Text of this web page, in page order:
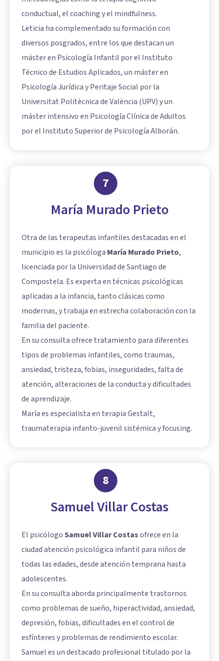
conductual, el coaching y el mindfulness.
Leticia ha complementado su formación con
diversos posgrados, entre los que destacan un
máster en Psicología Infantil por el Instituto
Técnico de Estudios Aplicados, un máster en
Psicología Jurídica y Peritaje Social por la
Universitat Politècnica de València (UPV) y un
máster intensivo en Psicología Clínica de Adultos
por el Instituto Superior de Psicología Alborán.
7
María Murado Prieto
Otra de las terapeutas infantiles destacadas en el
municipio es la psicóloga María Murado Prieto,
licenciada por la Universidad de Santiago de
Compostela. Es experta en técnicas psicológicas
aplicadas a la infancia, tanto clásicas como
modernas, y trabaja en estrecha colaboración con la
familia del paciente.
En su consulta ofrece tratamiento para diferentes
tipos de problemas infantiles, como traumas,
ansiedad, tristeza, fobias, inseguridades, falta de
atención, alteraciones de la conducta y dificultades
de aprendizaje.
María es especialista en terapia Gestalt,
traumaterapia infanto-juvenil sistémica y focusing.
8
Samuel Villar Costas
El psicólogoSamuel Villar Costasofrece en la
ciudad atención psicológica infantil para niños de
todas las edades, desde atención temprana hasta
adolescentes.
En su consulta aborda principalmente trastornos
como problemas de sueño, hiperactividad, ansiedad,
depresión, fobias, dificultades en el control de
esfínteres y problemas de rendimiento escolar.
Samuel es un destacado profesional titulado por la